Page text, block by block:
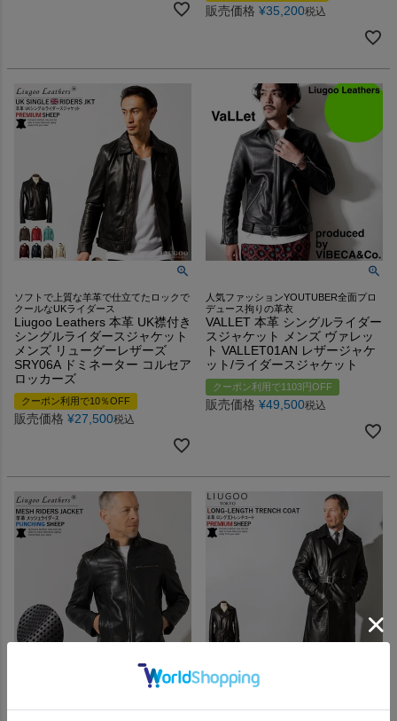
販売価格 ¥35,200税込
ソフトで上質な羊革で仕立てたロックで
クールなUKライダース
Liugoo Leathers 本革 UK襟付き
シングルライダースジャケット
メンズ リューグーレザーズ
SRY06A ドミネーター コルセア
ロッカーズ
クーポン利用で10％OFF
販売価格 ¥27,500税込
人気ファッションYOUTUBER全面プロ
デュース拘りの革衣
VALLET 本革 シングルライダー
スジャケット メンズ ヴァレッ
ト VALLET01AN レザージャケ
ット/ライダースジャケット
クーポン利用で1103円OFF
販売価格 ¥49,500税込